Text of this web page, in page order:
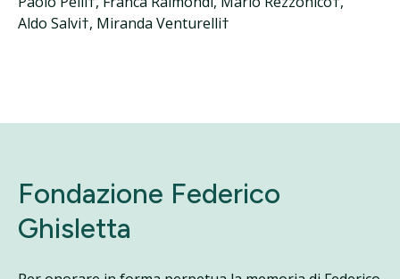
Aldo Salvi†, Miranda Venturelli†
Fondazione Federico
Ghisletta